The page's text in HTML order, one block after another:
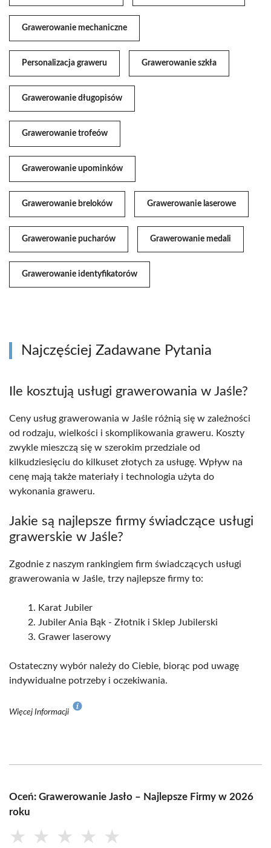
Grawerowanie mechaniczne
Personalizacja graweru Grawerowanie szkła
Grawerowanie długopisów
Grawerowanie trofeów
Grawerowanie upominków
Grawerowanie breloków Grawerowanie laserowe
Grawerowanie pucharów Grawerowanie medali
Grawerowanie identyfikatorów
Najczęściej Zadawane Pytania
Ile kosztują usługi grawerowania w Jaśle?
Ceny usług grawerowania w Jaśle różnią się w zależności
od rodzaju, wielkości i skomplikowania graweru. Koszty
zwykle mieszczą się w szerokim przedziale od
kilkudziesięciu do kilkuset złotych za usługę. Wpływ na
cenę mają także materiały i technologia użyta do
wykonania graweru.
Jakie są najlepsze firmy świadczące usługi
grawerskie w Jaśle?
Zgodnie z naszym rankingiem firm świadczących usługi
grawerowania w Jaśle, trzy najlepsze firmy to:
Karat Jubiler
Jubiler Ania Bąk - Złotnik i Sklep Jubilerski
Grawer laserowy
Ostateczny wybór należy do Ciebie, biorąc pod uwagę
indywidualne potrzeby i oczekiwania.
Więcej Informacji
Oceń: Grawerowanie Jasło – Najlepsze Firmy w 2026
roku
★ ★ ★ ★ ★